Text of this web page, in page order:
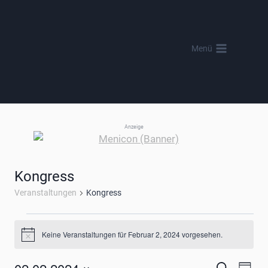
Menü
Anzeige
Kongress
Veranstaltungen Kongress
Veranstaltungen
HinweisKeine Veranstaltungen für Februar 2, 2024 vorgesehen.